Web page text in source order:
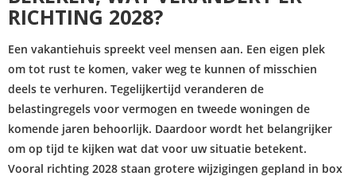
RICHTING 2028?
Een vakantiehuis spreekt veel mensen aan. Een eigen plek
om tot rust te komen, vaker weg te kunnen of misschien
deels te verhuren. Tegelijkertijd veranderen de
belastingregels voor vermogen en tweede woningen de
komende jaren behoorlijk. Daardoor wordt het belangrijker
om op tijd te kijken wat dat voor uw situatie betekent.
Vooral richting 2028 staan grotere wijzigingen gepland in box